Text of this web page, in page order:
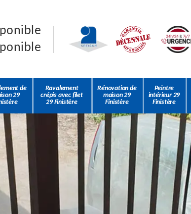
de
29
Ravalement
crépis avec filet
29 Finistère
Rénovation de
maison 29
Finistère
Peintre
intérieur 29
Finistère